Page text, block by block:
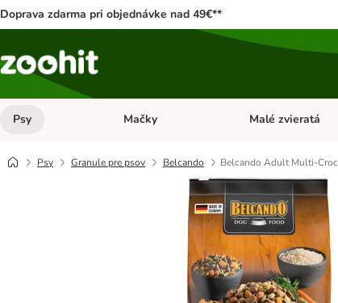
Doprava zdarma pri objednávke nad 49€**
Psy Otvoriť menu: Psy
Mačky Otvoriť menu: Mačky
Malé zvieratá
Psy Granule pre psov Belcando Belcando Adult Multi-Croc